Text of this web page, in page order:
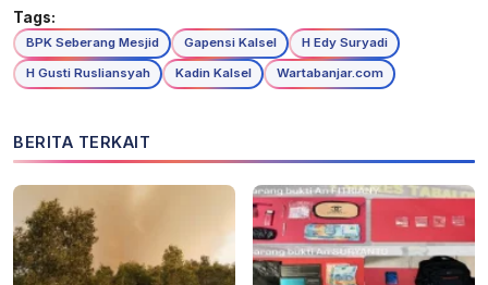
Tags:
BPK Seberang Mesjid Gapensi Kalsel
H Edy Suryadi
H Gusti Rusliansyah
Kadin Kalsel Wartabanjar.com
BERITA TERKAIT